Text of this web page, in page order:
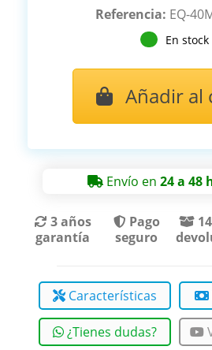
Referencia: EQ-
En stock
Añadir al
Envío en24 a 48
3 años
garantía
Pago
seguro
Características
¿Tienes dudas?